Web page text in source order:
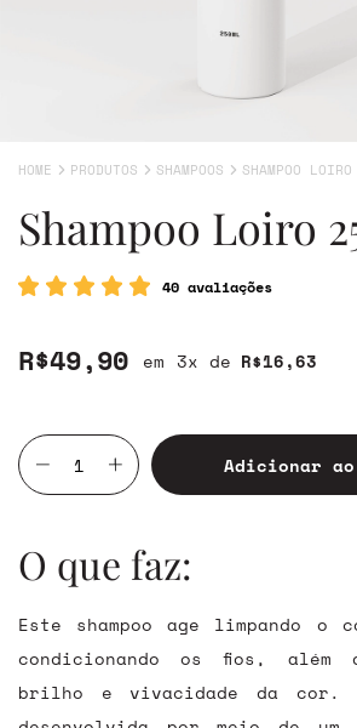
HOME PRODUTOS SHAMPOOS SHAMPOO
Shampoo Loiro
40 avaliações
3x de R$16,63
R$49,90
O que faz:
Este shampoo age limpando o
condicionando os fios, além
brilho e vivacidade da